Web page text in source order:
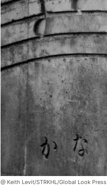
@ Keith Levit/STRKHL/Global Look Press